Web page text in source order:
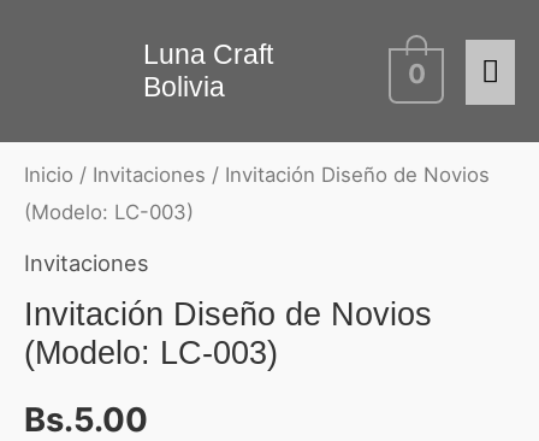
Luna Craft
Bolivia
0
Inicio / Invitaciones / Invitación Diseño de Novios
(Modelo: LC-003)
Invitaciones
Invitación Diseño de Novios
(Modelo: LC-003)
Bs.5.00
Novios
(Modelo:
LC-
cantidad